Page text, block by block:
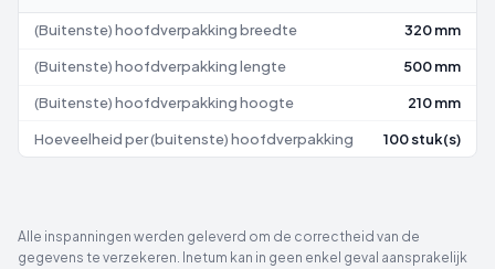
(Buitenste) hoofdverpakking breedte 320 mm
(Buitenste) hoofdverpakking lengte 500 mm
(Buitenste) hoofdverpakking hoogte 210 mm
Hoeveelheid per (buitenste) hoofdverpakking 100 stuk(s)
Alle inspanningen werden geleverd om de correctheid van de
gegevens te verzekeren. Inetum kan in geen enkel geval aansprakelijk